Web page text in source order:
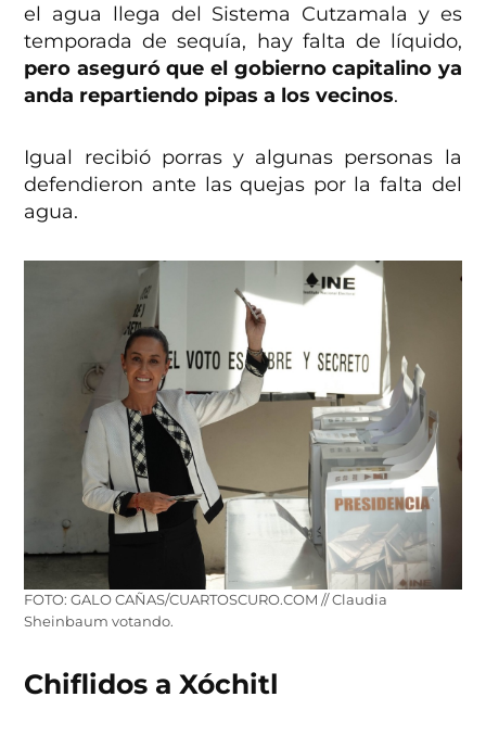
el agua llega del Sistema Cutzamala y es
temporada de sequía, hay falta de líquido,
pero aseguró que el gobierno capitalino ya
anda repartiendo pipas a los vecinos.
Igual recibió porras y algunas personas la
defendieron ante las quejas por la falta del
agua.
FOTO: GALO CAÑAS/CUARTOSCURO.COM // Claudia
Sheinbaum votando.
Chiflidos a Xóchitl